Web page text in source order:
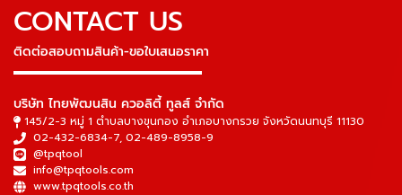
CONTACT US
ติดต่อสอบถามสินค้า-ขอใบเสนอราคา
▬▬▬▬▬▬▬▬▬▬▬▬▬▬▬
บริษัท ไทยพัฒนสิน ควอลิตี้ ทูลส์ จำกัด
145/2-3 หมู่ 1 ตำบลบางขุนกอง อำเภอบางกรวย จังหวัดนนทบุรี 11130
02-432-6834-7, 02-489-8958-9
@tpqtool
info@tpqtools.com
www.tpqtools.co.th